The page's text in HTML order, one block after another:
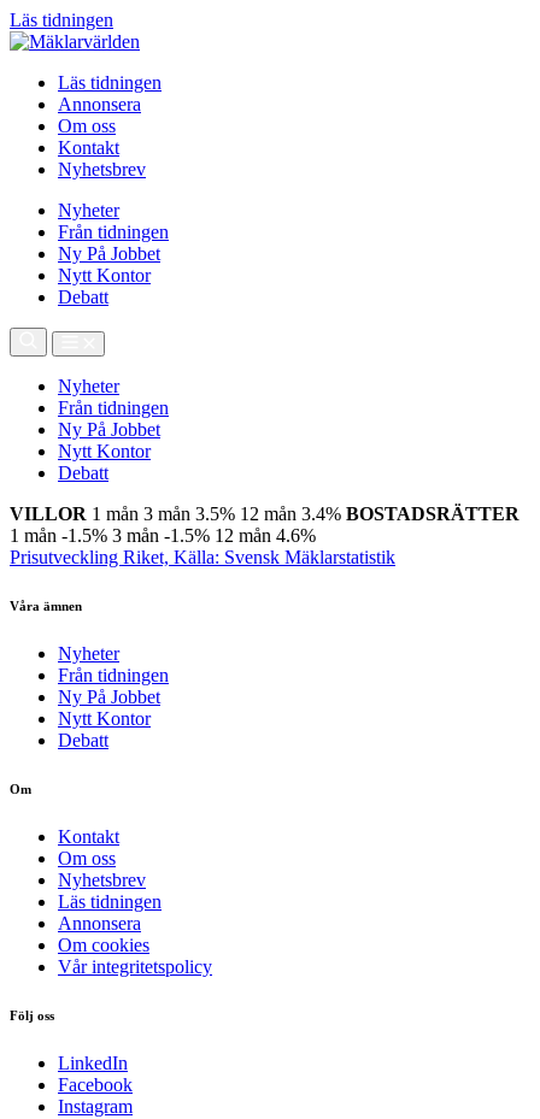
Läs tidningen
Läs tidningen
Annonsera
Om oss
Kontakt
Nyhetsbrev
Nyheter
Från tidningen
Ny På Jobbet
Nytt Kontor
Debatt
Nyheter
Från tidningen
Ny På Jobbet
Nytt Kontor
Debatt
VILLOR 1 mån 3 mån 3.5% 12 mån 3.4% BOSTADSRÄTTER
1 mån -1.5% 3 mån -1.5% 12 mån 4.6%
Prisutveckling Riket, Källa: Svensk Mäklarstatistik
Våra ämnen
Nyheter
Från tidningen
Ny På Jobbet
Nytt Kontor
Debatt
Om
Kontakt
Om oss
Nyhetsbrev
Läs tidningen
Annonsera
Om cookies
Vår integritetspolicy
Följ oss
LinkedIn
Facebook
Instagram